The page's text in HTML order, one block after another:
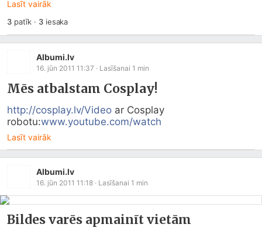
Lasīt vairāk
3patīk · 3iesaka
Albumi.lv
16. jūn 2011 11:37 · Lasīšanai 1 min
Mēs atbalstam Cosplay!
http://cosplay.lv/Video ar Cosplay
robotu:www.youtube.com/watch
Lasīt vairāk
Albumi.lv
16. jūn 2011 11:18 · Lasīšanai 1 min
Bildes varēs apmainīt vietām